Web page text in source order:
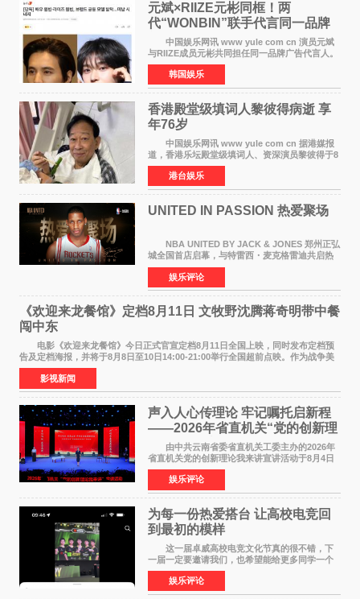
元斌×RIIZE元彬同框！两
代“WONBIN”联手代言同一品牌
颜值天花板合体
中国娱乐网讯 www yule com cn 演员元斌
与RIIZE成员元彬共同担任同一品牌广告代言人。
6日据独家报道，继演员元斌之后，RIIZE元彬最
近也被选为某在线中介平台A公司的共同广告代言
人，两人将作
韩国娱乐
香港殿堂级填词人黎彼得病逝 享
年76岁​
中国娱乐网讯 www yule com cn 据港媒报
道，香港乐坛殿堂级填词人、资深演员黎彼得于8
月5日上午因病离世，终年76岁。好友钟志光透
露，黎彼得今年3月中风后便卧床休养，身体机能
持续衰退，最
港台娱乐
UNITED IN PASSION 热爱聚场
NBA UNITED BY JACK & JONES 郑州正弘
城全国首店启幕，与特雷西・麦克格雷迪共启热
爱 2026 年7 月21 日，
NBAUNITEDBYJACK&JONES 全国首店，于郑
州正弘城正式启幕。NBA 传奇球星
娱乐评论
《欢迎来龙餐馆》定档8月11日 文牧野沈腾蒋奇明带中餐
闯中东
电影《欢迎来龙餐馆》今日正式官宣定档8月11日全国上映，同时发布定档预
告及定档海报，并将于8月8日至10日14:00-21:00举行全国超前点映。作为战争美
食大片，影片讲述的是中国厨师徐福（沈腾
影视新闻
声入人心传理论 牢记嘱托启新程
——2026年省直机关“党的创新理
论我来讲”宣讲活动圆满落幕
由中共云南省委省直机关工委主办的2026年
省直机关党的创新理论我来讲宣讲活动于8月4日
至5日在昆明举办。活动以 "牢记嘱托 感恩奋进
开创云南发展新局面 "为主题，坚持以新时代中国
特色社会主义
娱乐评论
为每一份热爱搭台 让高校电竞回
到最初的模样
这一届卓威高校电竞文化节真的很不错，下
一届一定要邀请我们，也希望能给更多同学一个
来到现场的机会。 2026卓威高校电竞文化节
已经落下帷幕，在活动结束后，仍有不少高校电
竞社负责人和现
娱乐评论